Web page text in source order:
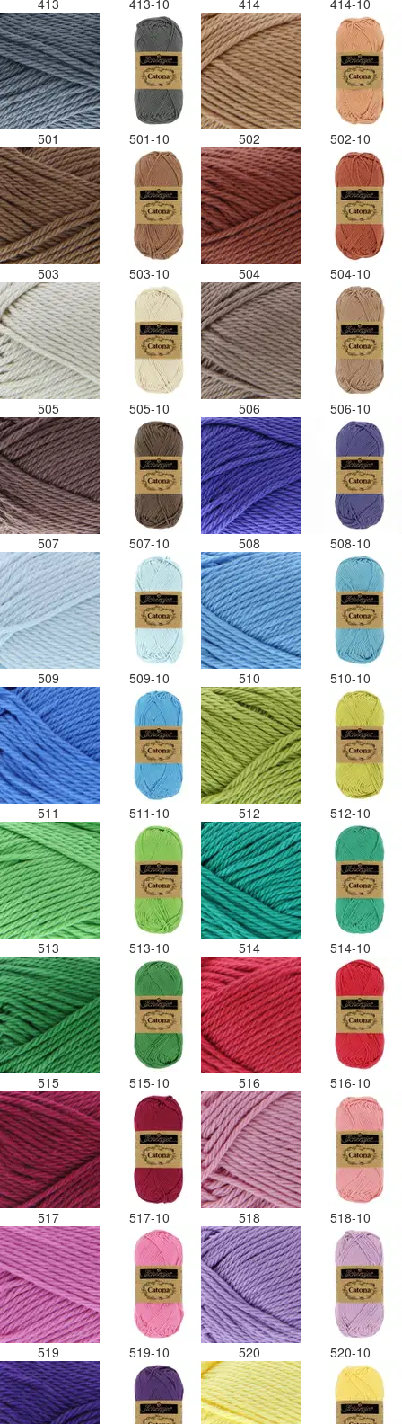
413 413-10 414 414-10
501 501-10 502 502-10
503 503-10 504 504-10
505 505-10 506 506-10
507 507-10 508 508-10
509 509-10 510 510-10
511 511-10 512 512-10
513 513-10 514 514-10
515 515-10 516 516-10
517 517-10 518 518-10
519 519-10 520 520-10